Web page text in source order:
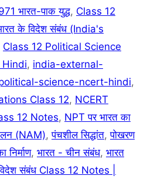
भारत-पाक युद्ध, Class 12
के विदेश संबंध (India's
Class 12 Political Science
, india-external-
science-ncert-hindi,
Class 12, NCERT
12 Notes, NPT पर भारत का
(NAM),पंचशील सिद्धांत,पोखरण
निर्माण, भारत - चीन संबंध, भारत
संबंध Class 12 Notes |